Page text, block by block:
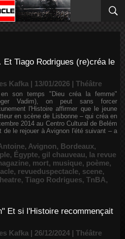
Tiago Rodrigues (re)créa le
Kafka | 13/01/2026 | Théâtre
son temps "Dieu créa la femme"
Vadim), on peut sans forcer
l'Histoire affirmer que le jeune
en scène de Lisbonne – qui créa en
2014 au Centro Cultural de Belém
de le rejouer à Avignon l'été suivant – a
, Avignon, Bordeaux,
, Égypte, gil chauveau, la revue
, mort, musique, poème,
, revueduspectacle, scene,
, Tiago Rodrigues, TnBA,
Et si l'Histoire recommençait
Kafka | 26/12/2024 | Théâtre